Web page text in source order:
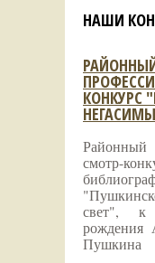
НАШИ
КОНКУРС
смотр-
свет", к
рождения
Пушкина